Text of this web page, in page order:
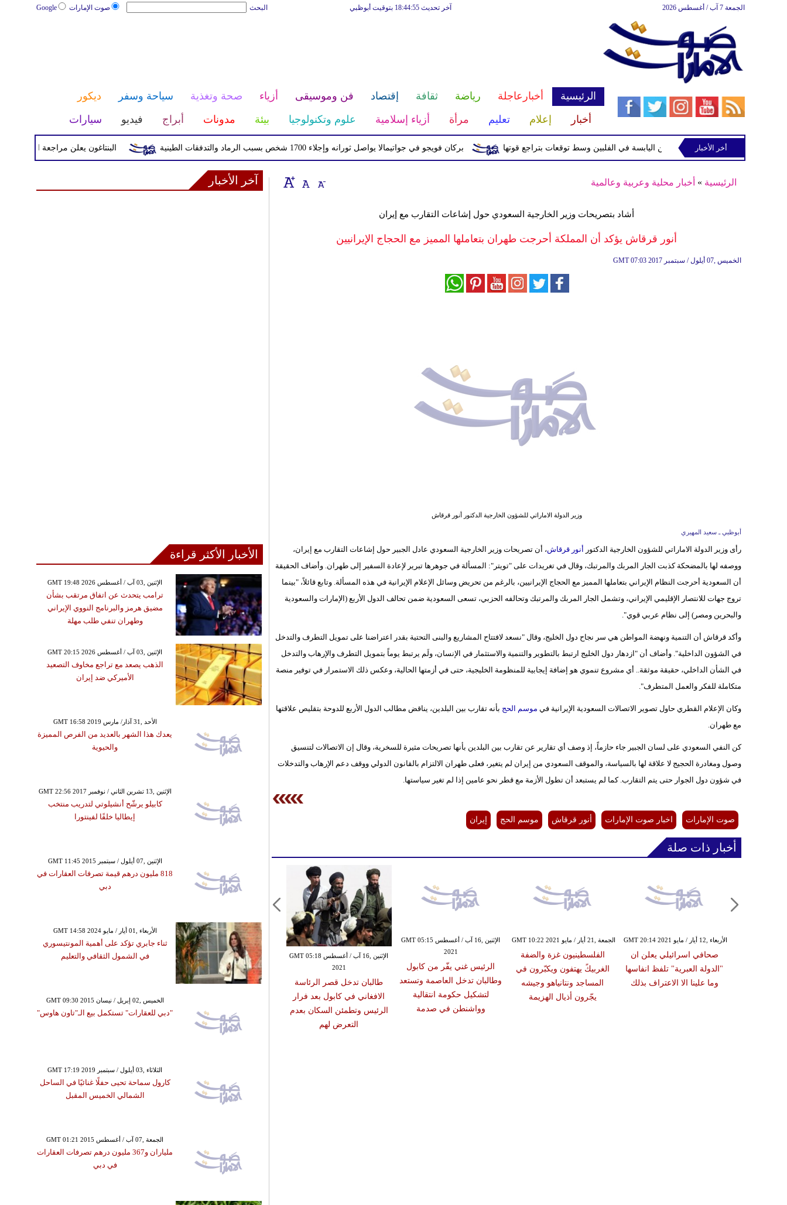
صوت الإمارات Google البحث آخر تحديث 18:44:55 بتوقيت أبوظبي الجمعة 7 آب / أغسطس 2026
الرئيسية أخبارعاجلة رياضة ثقافة إقتصاد فن وموسيقى أزياء صحة وتغذية سياحة وسفر
ديكور
أخبار
إعلام تعليم مرأة أزياء إسلامية علوم وتكنولوجيا بيئة مدونات أبراج فيديو سيارات
البنتاغون يعلن مراجعة التواجد العسكري بركان فويجو في جواتيمالا يواصل ثورانه وإجلاء 1700 شخص بسبب الرماد والتدفقات الطينية الاستوائية "مايماي" تقترب من اليابسة في الفلبين وسط توقعات بتراجع قوتها
أخر الأخبار
الرئيسية » أخبار محلية وعربية وعالمية
أشاد بتصريحات وزير الخارجية السعودي حول إشاعات التقارب مع إيران
أنور قرقاش يؤكد أن المملكة أحرجت طهران بتعاملها المميز مع الحجاج الإيرانيين
GMT 07:03 2017 الخميس ,07 أيلول / سبتمبر
وزير الدولة الاماراتي للشؤون الخارجية الدكتور أنور قرقاش
أبوظبي ـ سعيد المهيري
رأى وزير الدولة الاماراتي للشؤون الخارجية الدكتور أنور قرقاش، أن تصريحات وزير الخارجية السعودي عادل الجبير حول إشاعات التقارب مع إيران،
ووصفه لها بالمضحكة كذبت الجار المربك والمرتبك، وقال في تغريدات على "تويتر": المسألة في جوهرها تبرير لإعادة السفير إلى طهران. وأضاف الحقيقة
أن السعودية أحرجت النظام الإيراني بتعاملها المميز مع الحجاج الإيرانيين، بالرغم من تحريض وسائل الإعلام الإيرانية في هذه المسألة. وتابع قائلاً، "بينما
تروج جهات للانتصار الإقليمي الإيراني، وتشمل الجار المربك والمرتبك وتحالفه الحزبي، تسعى السعودية ضمن تحالف الدول الأربع (الإمارات والسعودية
والبحرين ومصر) إلى نظام عربي قوي".
وأكد قرقاش أن التنمية ونهضة المواطن هي سر نجاح دول الخليج، وقال "نسعد لافتتاح المشاريع والبنى التحتية بقدر اعتراضنا على تمويل التطرف والتدخل
في الشؤون الداخلية". وأضاف أن "ازدهار دول الخليج ارتبط بالتطوير والتنمية والاستثمار في الإنسان، ولَم يرتبط يوماً بتمويل التطرف والإرهاب والتدخل
في الشأن الداخلي، حقيقة موثقة.. أي مشروع تنموي هو إضافة إيجابية للمنظومة الخليجية، حتى في أزمتها الحالية، وعكس ذلك الاستمرار في توفير منصة
متكاملة للفكر والعمل المتطرف".
وكان الإعلام القطري حاول تصوير الاتصالات السعودية الإيرانية في موسم الحج بأنه تقارب بين البلدين، يناقض مطالب الدول الأربع للدوحة بتقليص علاقتها
مع طهران.
كن النفي السعودي على لسان الجبير جاء حازماً، إذ وصف أي تقارير عن تقارب بين البلدين بأنها تصريحات مثيرة للسخرية، وقال إن الاتصالات لتنسيق
وصول ومغادرة الحجيج لا علاقة لها بالسياسة، والموقف السعودي من إيران لم يتغير، فعلى طهران الالتزام بالقانون الدولي ووقف دعم الإرهاب والتدخلات
في شؤون دول الجوار حتى يتم التقارب. كما لم يستبعد أن تطول الأزمة مع قطر نحو عامين إذا لم تغير سياستها.
صوت الإمارات اخبار صوت الإمارات أنور قرقاش موسم الحج إيران
أخبار ذات صلة
الإثنين ,16 آب / أغسطس GMT 05:18
2021
طالبان تدخل قصر الرئاسة
الافغاني في كابول بعد فرار
الرئيس وتطمئن السكان بعدم
التعرض لهم
الإثنين ,16 آب / أغسطس GMT 05:15
2021
الرئيس غني يفّر من كابول
وطالبان تدخل العاصمة وتستعد
لتشكيل حكومة انتقالية
وواشنطن في صدمة
الجمعة ,21 أيار / مايو GMT 10:22 2021
الفلسطينيون غزة والضفة
الغربيكً يهتفون ويكبّرون في
المساجد ونتانياهو وجيشه
يجّرون أذيال الهزيمة
الأربعاء ,12 أيار / مايو GMT 20:14 2021
صحافي اسرائيلي يعلن ان
"الدولة العبرية" تلفظ انفاسها
وما علينا الا الاعتراف بذلك
آخر الأخبار
الأخبار الأكثر قراءة
GMT 19:48 2026 الإثنين ,03 آب / أغسطس
ترامب يتحدث عن اتفاق مرتقب بشأن
مضيق هرمز والبرنامج النووي الإيراني
وطهران تنفي طلب مهلة
GMT 20:15 2026 الإثنين ,03 آب / أغسطس
الذهب يصعد مع تراجع مخاوف التصعيد
الأميركي ضد إيران
GMT 16:58 2019 الأحد ,31 آذار/ مارس
يعدك هذا الشهر بالعديد من الفرص المميزة
والحيوية
GMT 22:56 2017 الإثنين ,13 تشرين الثاني / نوفمبر
كابيلو يرشّح أنشيلوتي لتدريب منتخب
إيطاليا خلفًا لفينتورا
GMT 11:45 2015 الإثنين ,07 أيلول / سبتمبر
818 مليون درهم قيمة تصرفات العقارات في
دبي
GMT 14:58 2024 الأربعاء ,01 أيار / مايو
ثناء جابري تؤكد على أهمية المونتيسوري
في الشمول الثقافي والتعليم
GMT 09:30 2015 الخميس ,02 إبريل / نيسان
"دبي للعقارات" تستكمل بيع الـ"تاون هاوس"
GMT 17:19 2019 الثلاثاء ,03 أيلول / سبتمبر
كارول سماحة تحيى حفلًا غنائيًا في الساحل
الشمالي الخميس المقبل
GMT 01:21 2015 الجمعة ,07 آب / أغسطس
ملياران و367 مليون درهم تصرفات العقارات
في دبي